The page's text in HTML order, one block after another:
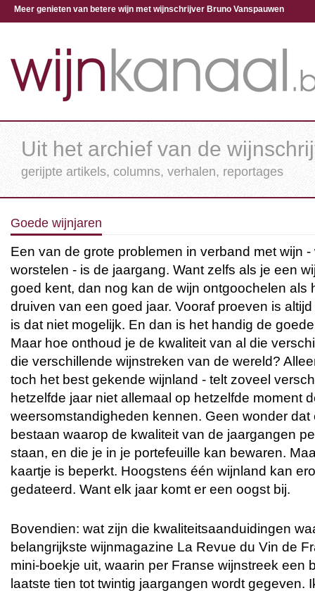
Meer genieten van betere wijn met wijnschrijver Bruno Vanspauwen
Uit het archief van de
gerijpte artikels, columns, verhalen, reportages
Goede wijnjaren
Een van de grote problemen in verband met wijn
worstelen - is de jaargang. Want zelfs als je een
goed kent, dan nog kan de wijn ontgoochelen als
druiven van een goed jaar. Vooraf proeven is
is dat niet mogelijk. En dan is het handig de
Maar hoe onthoud je de kwaliteit van al die
die verschillende wijnstreken van de wereld?
toch het best gekende wijnland - telt zoveel
hetzelfde jaar niet allemaal op hetzelfde moment
weersomstandigheden kennen. Geen wonder dat
bestaan waarop de kwaliteit van de jaargangen
staan, en die je in je portefeuille kan bewaren.
kaartje is beperkt. Hoogstens één wijnland kan
gedateerd. Want elk jaar komt er een oogst bij.
Bovendien: wat zijn die kwaliteitsaanduidingen
belangrijkste wijnmagazine La Revue du Vin de
mini-boekje uit, waarin per Franse wijnstreek een
laatste tien tot twintig jaargangen wordt gegeven.